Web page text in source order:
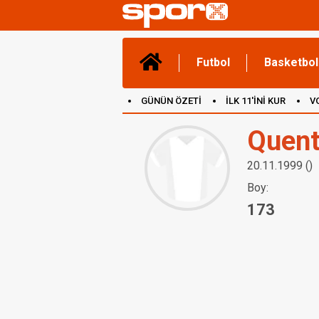
Futbol Basketbol
GÜNÜN ÖZETİ İLK 11'İNİ KUR
20.11.1999 ()
Boy:
173